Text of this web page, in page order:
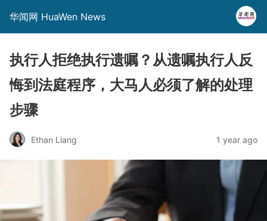
华闻网 HuaWen News
执行人拒绝执行遗嘱？从遗嘱执行人反
悔到法庭程序，大马人必须了解的处理
步骤
Ethan Liang 1 year ago